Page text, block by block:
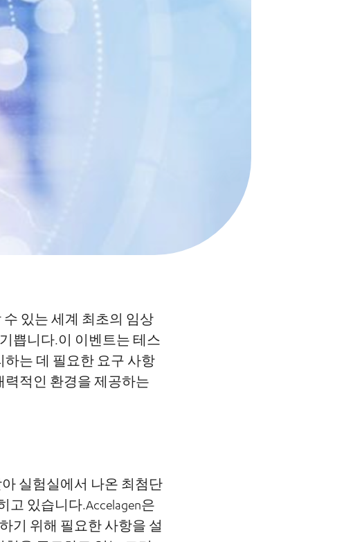
수 있는 세계 최초의 임상
쁩니다.이 이벤트는 테스
는 데 필요한 요구 사항
력적인 환경을 제공하는
실험실에서 나온 최첨단
있습니다.Accelagen은
기 위해 필요한 사항을 설